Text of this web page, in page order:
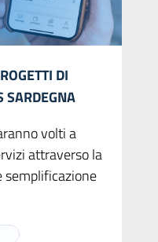
DI
SARDEGNA
volti a
attraverso la
semplificazione